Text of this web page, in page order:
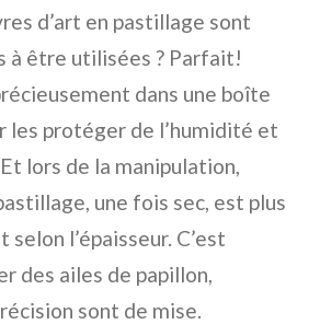
d’art en pastillage sont
à être utilisées ? Parfait!
dans une boîte
les protéger de l’humidité et
lors de la manipulation,
une fois sec, est plus
selon l’épaisseur. C’est
des ailes de papillon,
sont de mise.